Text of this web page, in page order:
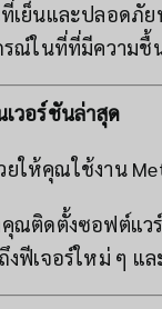
เย็นและปลอดภัย
รณ์ในที่ที่มีความชื้
วอร์ชันล่าสุด
ให้คุณใช้งาน
ณติดตั้งซอฟต์แว
งฟีเจอร์ใหม่ ๆ แ